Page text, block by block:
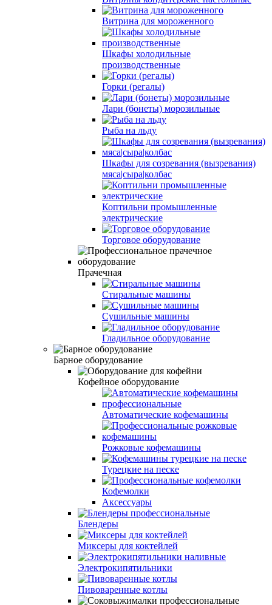
Витрина для мороженного
Шкафы холодильные
производственные
Горки (регалы)
Лари (бонеты) морозильные
Рыба на льду
Шкафы для созревания (вызревания)
мяса|сыра|колбас
Коптильни промышленные
электрические
Торговое оборудование
Прачечная
Стиральные машины
Сушильные машины
Гладильное оборудование
Барное оборудование
Кофейное оборудование
Автоматические кофемашины
Рожковые кофемашины
Турецкие на песке
Кофемолки
Аксессуары
Блендеры
Миксеры для коктейлей
Электрокипятильники
Пивоваренные котлы